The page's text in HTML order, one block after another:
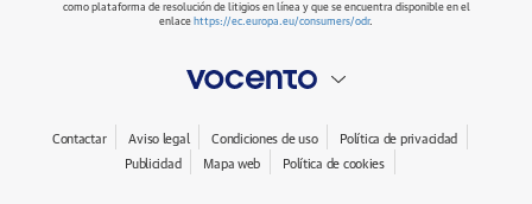
como plataforma de resolución de litigios en línea y que se encuentra disponible en el
enlace https://ec.europa.eu/consumers/odr.
Contactar Aviso legal Condiciones de uso
Política de privacidad
Publicidad
Mapa web Política de cookies